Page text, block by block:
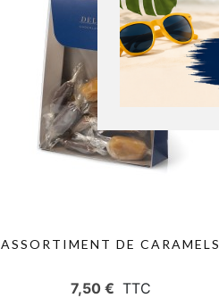
ASSORTIMENT DE CARAMELS
7,50 € TTC